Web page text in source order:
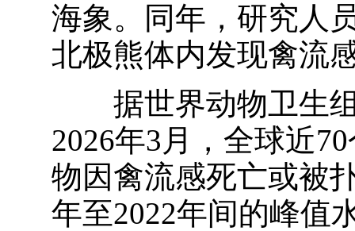
海象。同年，研究人
北极熊体内发现禽流
据世界动物卫生组
2026年3月，全球近
物因禽流感死亡或被
年至2022年间的峰值